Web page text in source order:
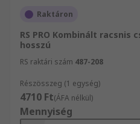
Raktáron
RS PRO Kombinált racsnis
hosszú
RS raktári szám 487-208
Részösszeg (1 egység)
4710 Ft(ÁFA nélkül)
Mennyiség